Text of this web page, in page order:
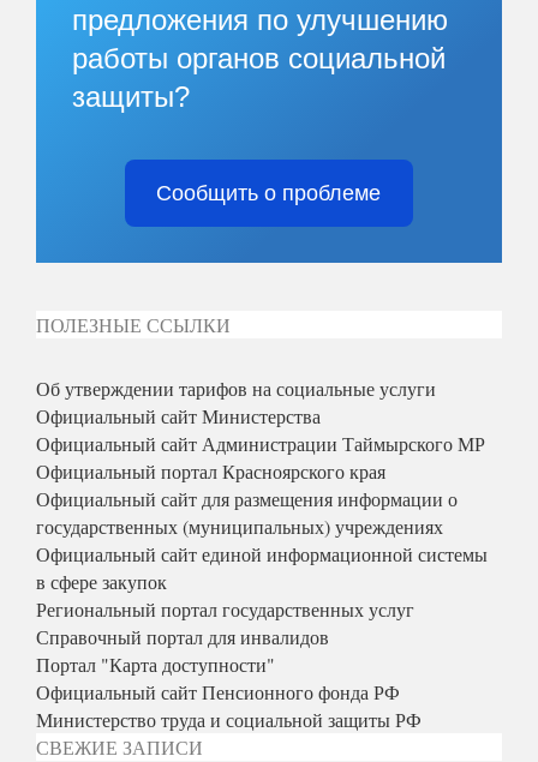
предложения по улучшению
работы органов социальной
защиты?
Сообщить о проблеме
ПОЛЕЗНЫЕ ССЫЛКИ
Об утверждении тарифов на социальные услуги
Официальный сайт Министерства
Официальный сайт Администрации Таймырского МР
Официальный портал Красноярского края
Официальный сайт для размещения информации о
государственных (муниципальных) учреждениях
Официальный сайт единой информационной системы
в сфере закупок
Региональный портал государственных услуг
Справочный портал для инвалидов
Портал "Карта доступности"
Официальный сайт Пенсионного фонда РФ
Министерство труда и социальной защиты РФ
СВЕЖИЕ ЗАПИСИ